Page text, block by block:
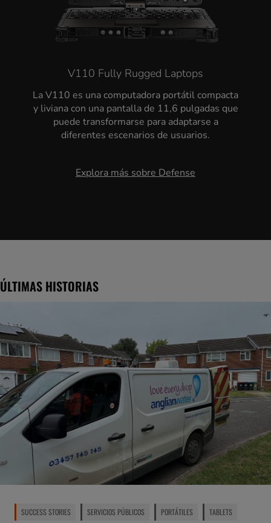
V110 Fully Rugged Laptops
La V110 es una computadora portátil compacta
y liviana con una pantalla de 11,6 pulgadas que
puede transformarse para adaptarse a
diferentes escenarios de usuarios.
Explora más sobre Defense
ÚLTIMAS HISTORIAS
SUCCESS STORIES SERVICIOS PÚBLICOS PORTÁTILES TABLETS